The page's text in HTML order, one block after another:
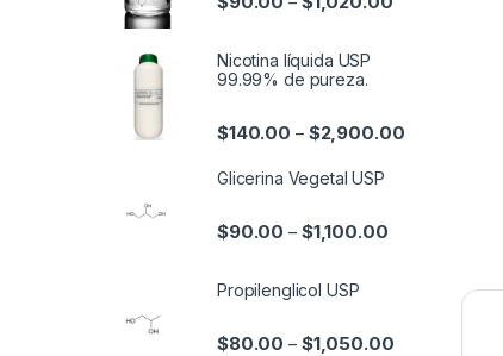
Nicotina líquida USP
99.99% de pureza.
$140.00 – $2,900.00
Glicerina Vegetal USP
$90.00 – $1,100.00
Propilenglicol USP
$80.00 – $1,050.00